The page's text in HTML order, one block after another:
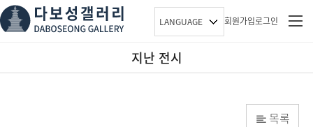
LANGUAGE 회원가입로그인
지난 전시
목록